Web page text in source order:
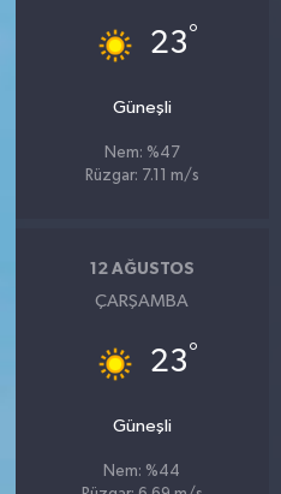
23°
Güneşli
Nem: %47
Rüzgar: 7.11 m/s
12 AĞUSTOS
ÇARŞAMBA
23°
Güneşli
Nem: %44